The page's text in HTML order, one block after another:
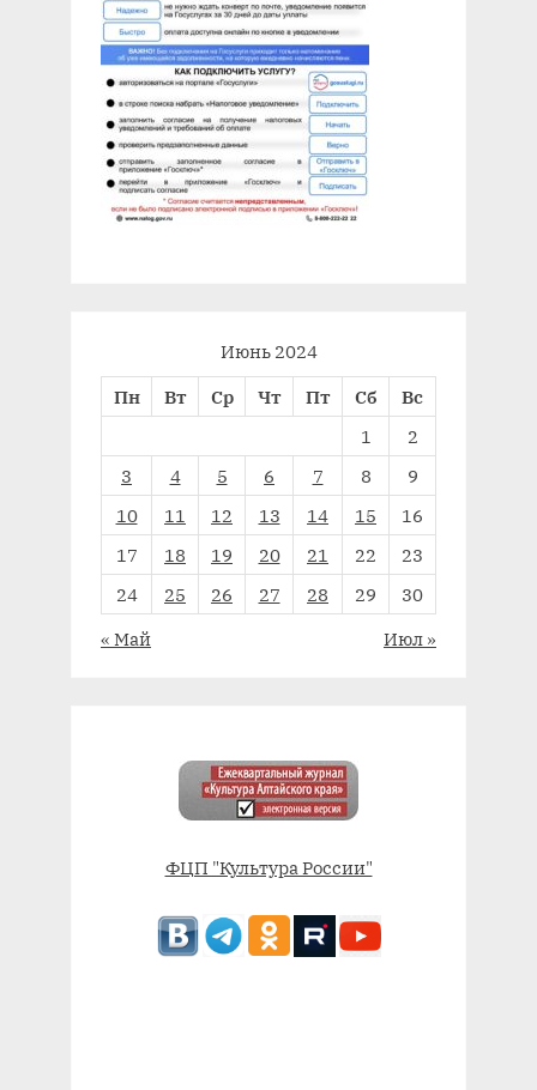
Июнь 2024
Пн
Вт Ср Чт Пт Сб
Вс
1
2
3
4 5 6 7 8
9
10
11 12 13 14 15
16
17
18 19 20 21 22
23
24
25 26 27 28 29
30
« Май
Июл »
ФЦП "Культура России"